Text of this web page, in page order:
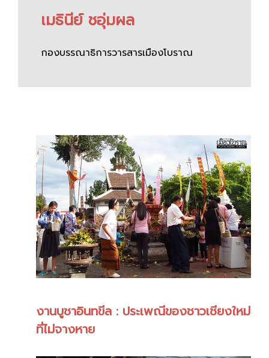
เมธินีย์ ชอุ่มผล
กองบรรณาธิการวารสารเมืองโบราณ
งานบูชาอินทขีล : ประเพณีของชาวเชียงใหม่
ที่ไม่จางหาย